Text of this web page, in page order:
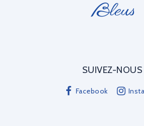
SUIVEZ-NOUS
Facebook